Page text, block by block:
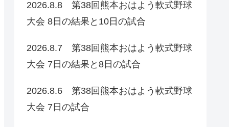
2026.8.8 第38回熊本おはよう軟式野球
大会 8日の結果と10日の試合
2026.8.7 第38回熊本おはよう軟式野球
大会 7日の結果と8日の試合
2026.8.6 第38回熊本おはよう軟式野球
大会 7日の試合